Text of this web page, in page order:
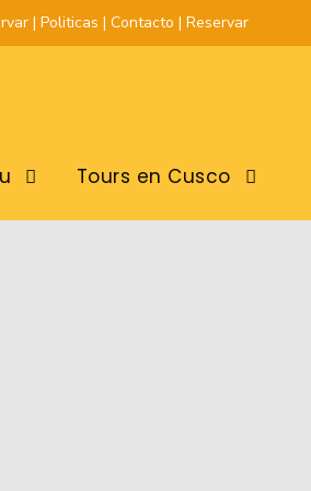
| Politicas | Contacto | Reservar
Tours en Cusco